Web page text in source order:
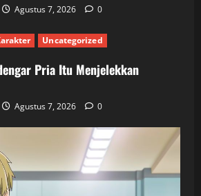
Agustus 7, 2026 0
Uncategorized
Pria Itu Menjelekkan
Agustus 7, 2026 0